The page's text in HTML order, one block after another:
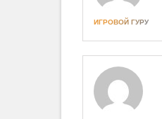
ИГРОВОЙ ГУРУ